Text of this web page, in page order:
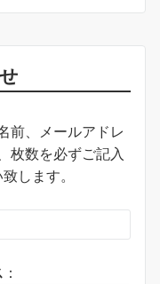
前、メールアドレ
枚数を必ずご記入
します。
：